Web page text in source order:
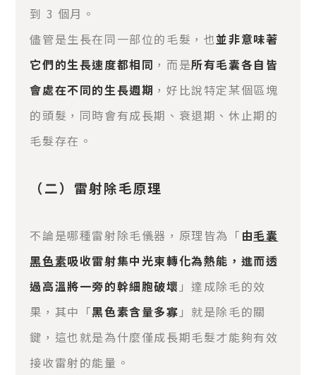
到 3 個月。
儘管是生長在同一部位的毛髮，也並非意味著
它們的生長速度都相同 ，而是所有毛囊各自皆
會處在不同的生長週期 ，好比說特定某個區塊
的頭髮，同時會有成長期、衰退期、休止期的
毛髮存在。
（二）雷射除毛原理
不論是哪種雷射除毛儀器，原理皆為「 由毛囊
黑色素吸收雷射集中光束轉化為熱能，進而透
過高溫將一旁的幹細胞破壞 」達成除毛的效
果，其中「黑色素含量多寡 」就是除毛的關
鍵，這也就是為什麼僅成長期毛髮才能夠有效
接收雷射的能量。